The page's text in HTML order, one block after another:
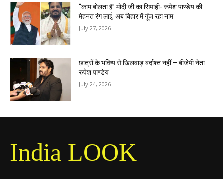
“काम बोलता है” मोदी जी का सिपाही- रूपेश पाण्डेय की
मेहनत रंग लाई, अब बिहार में गूंज रहा नाम
July 27, 2026
छात्रों के भविष्य से खिलवाड़ बर्दाश्त नहीं – बीजेपी नेता
रुपेश पाण्डेय
July 24, 2026
India LOOK